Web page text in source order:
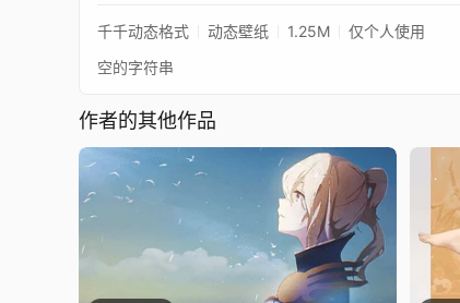
千千动态格式 动态壁纸 1.25M 仅个人使用
空的字符串
作者的其他作品